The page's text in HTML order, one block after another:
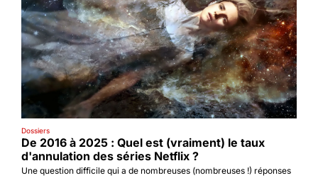
Dossiers
De 2016 à 2025 : Quel est (vraiment) le taux
d'annulation des séries Netflix ?
Une question difficile qui a de nombreuses (nombreuses !) réponses